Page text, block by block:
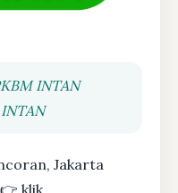
INTAN
Jakarta